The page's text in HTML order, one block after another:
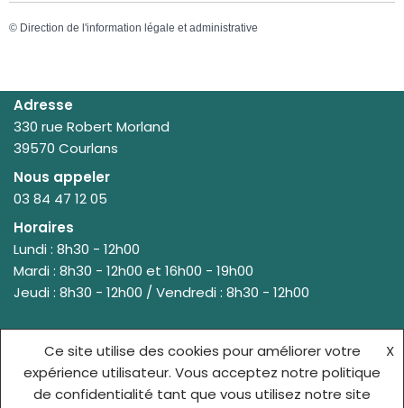
© Direction de l'information légale et administrative
Adresse
330 rue Robert Morland
39570 Courlans
Nous appeler
03 84 47 12 05
Horaires
Lundi : 8h30 - 12h00
Mardi : 8h30 - 12h00 et 16h00 - 19h00
Jeudi : 8h30 - 12h00 / Vendredi : 8h30 - 12h00
© {site_title} {current_year}
ACCUEIL
MENTIONS LÉGALES
Ce site utilise des cookies pour améliorer votre
expérience utilisateur. Vous acceptez notre politique
de confidentialité tant que vous utilisez notre site
X